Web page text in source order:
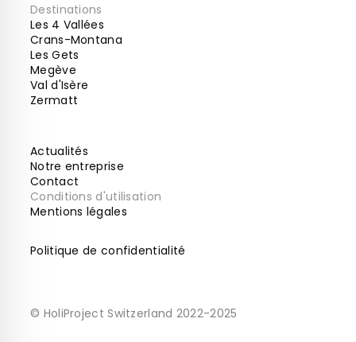
Destinations
Les 4 Vallées
Crans-Montana
Les Gets
Megève
Val d'Isère
Zermatt
Actualités
Notre entreprise
Contact
Conditions d'utilisation
Mentions légales
Politique de confidentialité
© HoliProject Switzerland 2022-2025